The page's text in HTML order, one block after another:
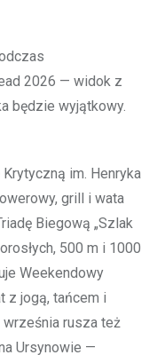
2026 — widok z
będzie wyjątkowy.
im. Henryka
grill i wata
Biegową „Szlak
500 m i 1000
Weekendowy
z jogą, tańcem i
rusza też
Ursynowie —